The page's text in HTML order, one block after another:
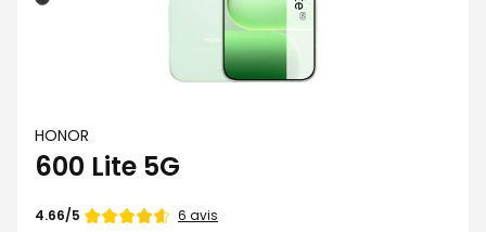
HONOR
600 Lite 5G
Note
4.66/5 6 avis